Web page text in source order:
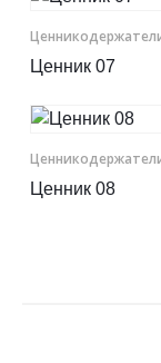
Ценник 07
Ценник 08